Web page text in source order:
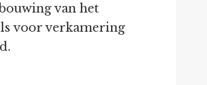
van het
voor verkamering